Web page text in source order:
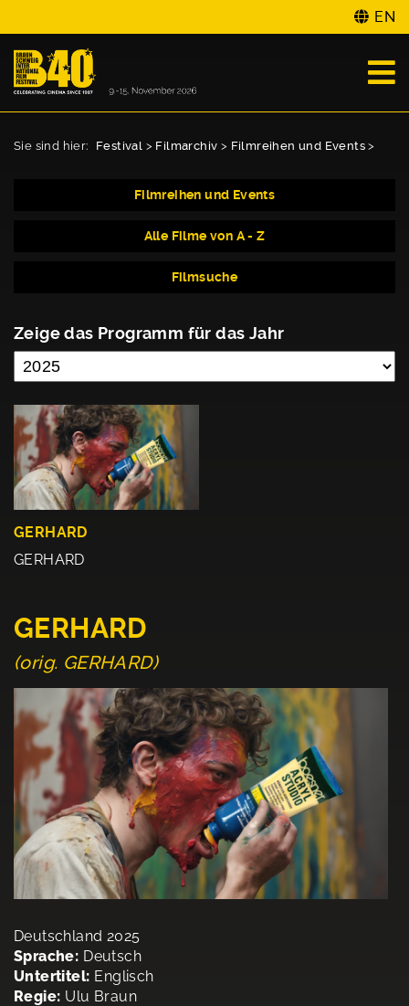
EN
Sie sind hier: Festival > Filmarchiv > Filmreihen und Events >
Filmreihen und Events
Alle Filme von A - Z
Filmsuche
Zeige das Programm für das Jahr
GERHARD
GERHARD
GERHARD
(orig. GERHARD)
Deutschland 2025
Sprache: Deutsch
Untertitel: Englisch
Regie: Ulu Braun